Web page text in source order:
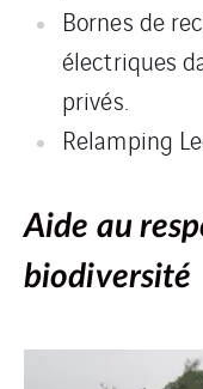
Bornes de
électriques
privés.
Relamping
Aide au
biodiversité